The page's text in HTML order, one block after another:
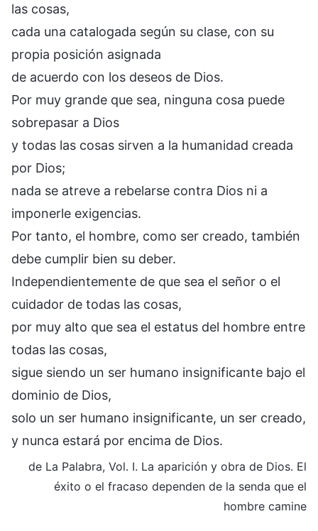
las cosas,
cada una catalogada según su clase, con su
propia posición asignada
de acuerdo con los deseos de Dios.
Por muy grande que sea, ninguna cosa puede
sobrepasar a Dios
y todas las cosas sirven a la humanidad creada
por Dios;
nada se atreve a rebelarse contra Dios ni a
imponerle exigencias.
Por tanto, el hombre, como ser creado, también
debe cumplir bien su deber.
Independientemente de que sea el señor o el
cuidador de todas las cosas,
por muy alto que sea el estatus del hombre entre
todas las cosas,
sigue siendo un ser humano insignificante bajo el
dominio de Dios,
solo un ser humano insignificante, un ser creado,
y nunca estará por encima de Dios.
de La Palabra, Vol. I. La aparición y obra de Dios. El
éxito o el fracaso dependen de la senda que el
hombre camine